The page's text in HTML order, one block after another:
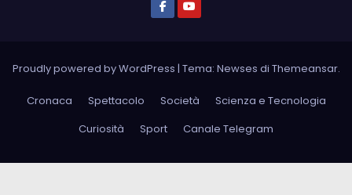
Proudly powered by WordPress | Tema: Newses di Themeansar.
Cronaca Spettacolo Società
Scienza e Tecnologia
Curiosità
Sport Canale Telegram